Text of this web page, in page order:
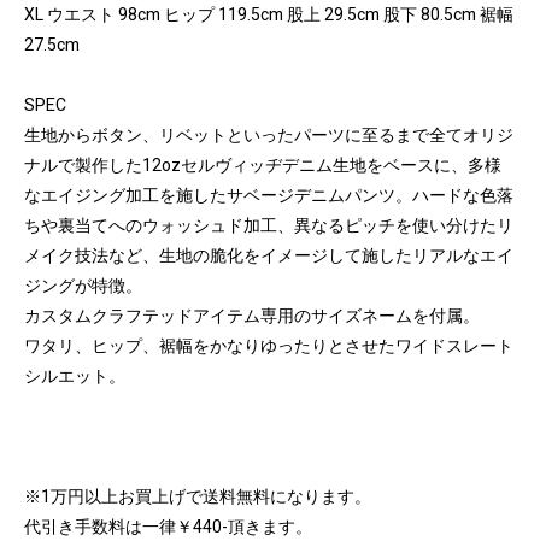
XL ウエスト 98cm ヒップ 119.5cm 股上 29.5cm 股下 80.5cm 裾幅
27.5cm
SPEC
生地からボタン、リベットといったパーツに至るまで全てオリジ
ナルで製作した12ozセルヴィッヂデニム生地をベースに、多様
なエイジング加工を施したサベージデニムパンツ。ハードな色落
ちや裏当てへのウォッシュド加工、異なるピッチを使い分けたリ
メイク技法など、生地の脆化をイメージして施したリアルなエイ
ジングが特徴。
カスタムクラフテッドアイテム専用のサイズネームを付属。
ワタリ、ヒップ、裾幅をかなりゆったりとさせたワイドスレート
シルエット。
※1万円以上お買上げで送料無料になります。
代引き手数料は一律￥440-頂きます。